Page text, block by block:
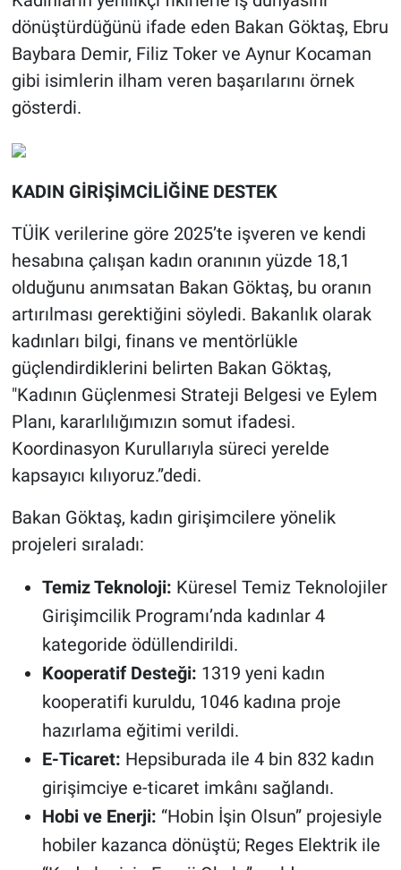
dönüştürdüğünü ifade eden Bakan Göktaş, Ebru
Baybara Demir, Filiz Toker ve Aynur Kocaman
gibi isimlerin ilham veren başarılarını örnek
gösterdi.
KADIN GİRİŞİMCİLİĞİNE DESTEK
TÜİK verilerine göre 2025’te işveren ve kendi
hesabına çalışan kadın oranının yüzde 18,1
olduğunu anımsatan Bakan Göktaş, bu oranın
artırılması gerektiğini söyledi. Bakanlık olarak
kadınları bilgi, finans ve mentörlükle
güçlendirdiklerini belirten Bakan Göktaş,
"Kadının Güçlenmesi Strateji Belgesi ve Eylem
Planı, kararlılığımızın somut ifadesi.
Koordinasyon Kurullarıyla süreci yerelde
kapsayıcı kılıyoruz.”dedi.
Bakan Göktaş, kadın girişimcilere yönelik
projeleri sıraladı:
Temiz Teknoloji: Küresel Temiz Teknolojiler
Girişimcilik Programı’nda kadınlar 4
kategoride ödüllendirildi.
Kooperatif Desteği: 1319 yeni kadın
kooperatifi kuruldu, 1046 kadına proje
hazırlama eğitimi verildi.
E-Ticaret: Hepsiburada ile 4 bin 832 kadın
girişimciye e-ticaret imkânı sağlandı.
Hobi ve Enerji: “Hobin İşin Olsun” projesiyle
hobiler kazanca dönüştü; Reges Elektrik ile